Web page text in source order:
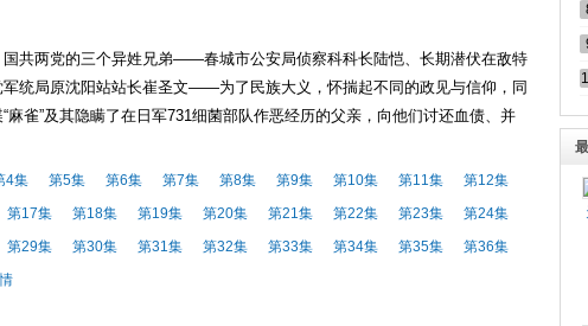
共两党的三个异姓兄弟——春城市公安局侦察科科长陆恺、长期潜伏在敌特
统局原沈阳站站长崔圣文——为了民族大义，怀揣起不同的政见与信仰，同
麻雀”及其隐瞒了在日军731细菌部队作恶经历的父亲，向他们讨还血债、并
4集 第5集 第6集 第7集 第8集 第9集 第10集 第11集
第12集
第17集 第18集 第19集 第20集 第21集 第22集 第23集
第24集
第29集 第30集 第31集 第32集 第33集 第34集 第35集
第36集